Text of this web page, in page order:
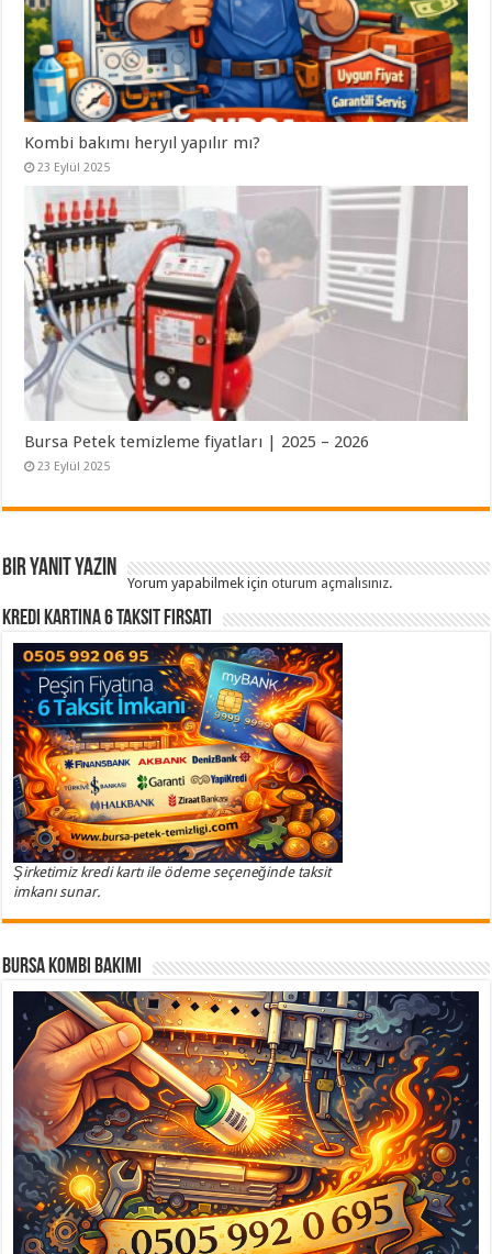
Kombi bakımı heryıl yapılır mı?
23 Eylül 2025
Bursa Petek temizleme fiyatları | 2025 – 2026
23 Eylül 2025
Bir yanıt yazın
Yorum yapabilmek içinoturum açmalısınız.
Kredi Kartına 6 Taksit Fırsatı
Şirketimiz kredi kartı ile ödeme seçeneğinde taksit
imkanı sunar.
Bursa Kombi Bakımı